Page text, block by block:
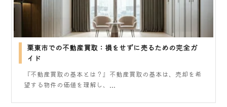
栗東市での不動産買取：損をせずに売るための完全ガ
イド
『不動産買取の基本とは？』不動産買取の基本は、売却を希
望する物件の価値を理解し、...